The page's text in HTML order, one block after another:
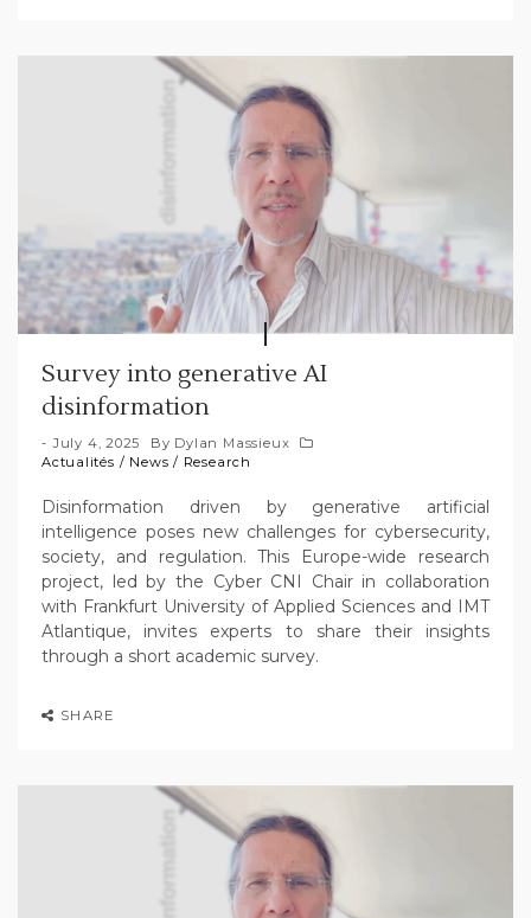
Survey into generative AI
disinformation
July 4, 2025 By Dylan Massieux
Actualités / News / Research
Disinformation driven by generative artificial
intelligence poses new challenges for cybersecurity,
society, and regulation. This Europe-wide research
project, led by the Cyber CNI Chair in collaboration
with Frankfurt University of Applied Sciences and IMT
Atlantique, invites experts to share their insights
through a short academic survey.
SHARE